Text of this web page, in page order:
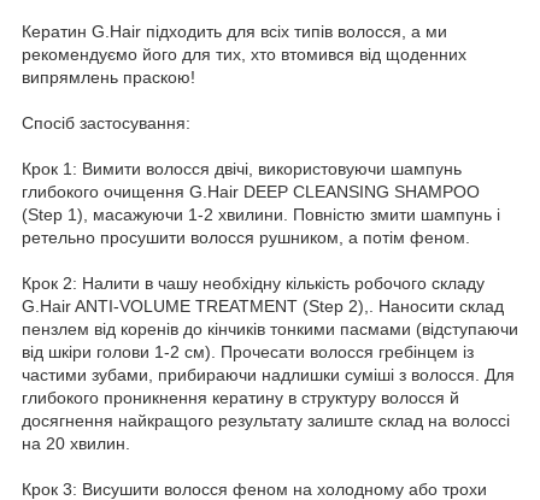
Кератин G.Hair підходить для всіх типів волосся, а ми
рекомендуємо його для тих, хто втомився від щоденних
випрямлень праскою!
Спосіб застосування:
Крок 1: Вимити волосся двічі, використовуючи шампунь
глибокого очищення G.Hair DEEP CLEANSING SHAMPOO
(Step 1), масажуючи 1-2 хвилини. Повністю змити шампунь і
ретельно просушити волосся рушником, а потім феном.
Крок 2: Налити в чашу необхідну кількість робочого складу
G.Hair ANTI-VOLUME TREATMENT (Step 2),. Наносити склад
пензлем від коренів до кінчиків тонкими пасмами (відступаючи
від шкіри голови 1-2 см). Прочесати волосся гребінцем із
частими зубами, прибираючи надлишки суміші з волосся. Для
глибокого проникнення кератину в структуру волосся й
досягнення найкращого результату залиште склад на волоссі
на 20 хвилин.
Крок 3: Висушити волосся феном на холодному або трохи